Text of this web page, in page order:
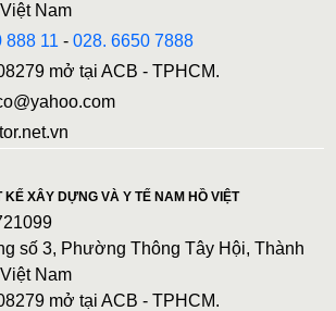
Nam
888 11 -028. 6650 7888
mở tại ACB - TPHCM.
KẾ XÂY DỰNG VÀ Y TẾ NAM HỒ VIỆT
số 3, Phường Thông Tây Hội, Thành
Nam
mở tại ACB - TPHCM.